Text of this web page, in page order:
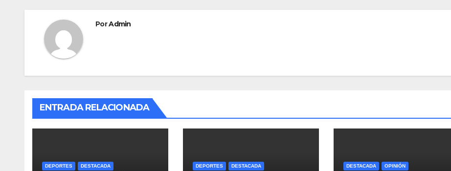
k
PorAdmin
ENTRADA RELACIONADA
DEPORTES DESTACADA DEPORTES DESTACADA DESTACADA OPINIÓN